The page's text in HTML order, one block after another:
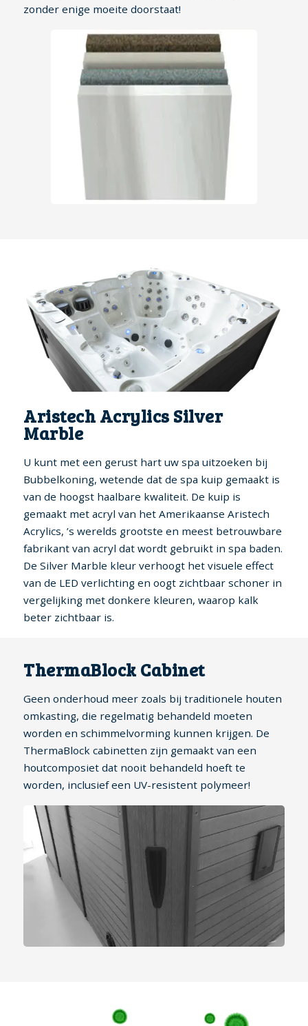
zonder enige moeite doorstaat!
Aristech Acrylics Silver
Marble
U kunt met een gerust hart uw spa uitzoeken bij
Bubbelkoning, wetende dat de spa kuip gemaakt is
van de hoogst haalbare kwaliteit. De kuip is
gemaakt met acryl van het Amerikaanse Aristech
Acrylics, ’s werelds grootste en meest betrouwbare
fabrikant van acryl dat wordt gebruikt in spa baden.
De Silver Marble kleur verhoogt het visuele effect
van de LED verlichting en oogt zichtbaar schoner in
vergelijking met donkere kleuren, waarop kalk
beter zichtbaar is.
ThermaBlock Cabinet
Geen onderhoud meer zoals bij traditionele houten
omkasting, die regelmatig behandeld moeten
worden en schimmelvorming kunnen krijgen. De
ThermaBlock cabinetten zijn gemaakt van een
houtcomposiet dat nooit behandeld hoeft te
worden, inclusief een UV-resistent polymeer!